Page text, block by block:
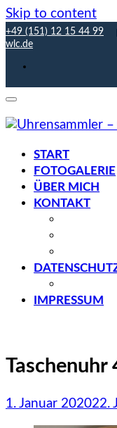
Skip to content
+49 (151) 12 15 44 99
wlc.de
START
FOTOGALERIE
ÜBER MICH
KONTAKT
IMPRESSUM
Taschenuhr
1. Januar 202022.